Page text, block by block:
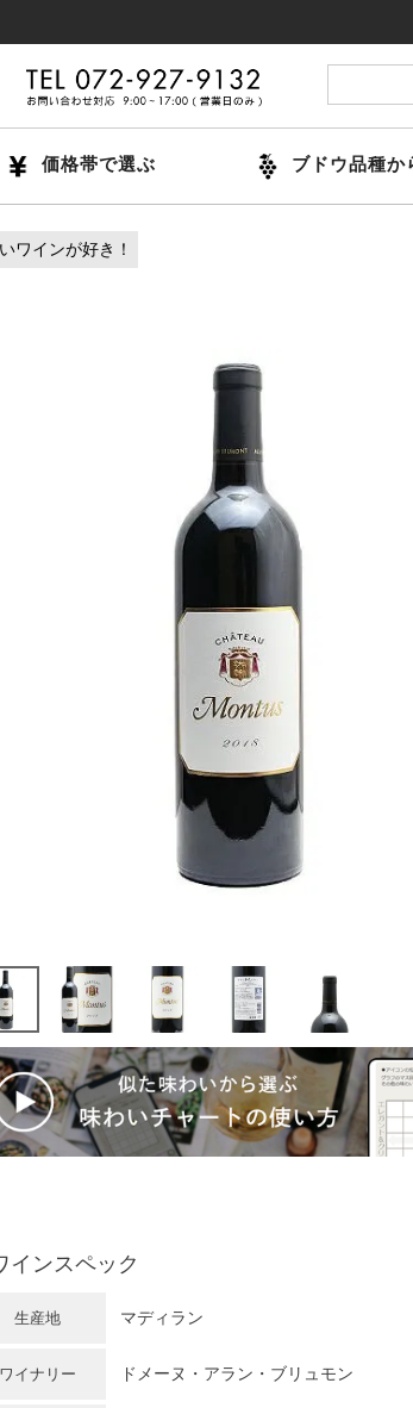
価格帯で選ぶ ブドウ品種か
ワインが好き！
インスペック
生産地 マディラン
ワイナリー ドメーヌ・アラン・ブリュモン